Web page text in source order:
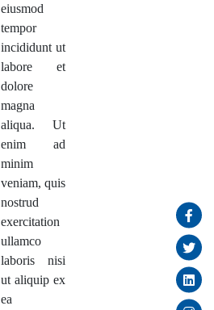
eiusmod
tempor
incididunt ut
labore et
dolore
magna
aliqua. Ut
enim ad
minim
veniam, quis
nostrud
exercitation
ullamco
laboris nisi
ut aliquip ex
ea